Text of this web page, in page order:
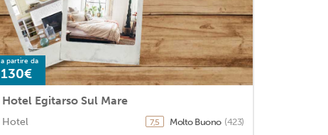
a partire da
130€
Hotel Egitarso Sul Mare
Hotel 7,5 Molto Buono (423)